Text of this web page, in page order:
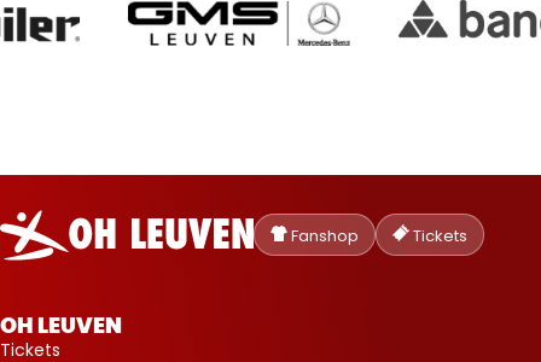
Oud-
Heverlee
Leuven
Fanshop Tickets
OH LEUVEN
Tickets